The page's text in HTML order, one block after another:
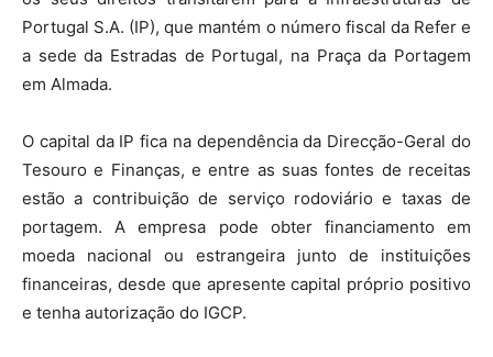
Portugal S.A. (IP), que mantém o número fiscal da Refer e
a sede da Estradas de Portugal, na Praça da Portagem
em Almada.
O capital da IP fica na dependência da Direcção-Geral do
Tesouro e Finanças, e entre as suas fontes de receitas
estão a contribuição de serviço rodoviário e taxas de
portagem. A empresa pode obter financiamento em
moeda nacional ou estrangeira junto de instituições
financeiras, desde que apresente capital próprio positivo
e tenha autorização do IGCP.